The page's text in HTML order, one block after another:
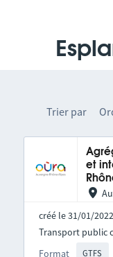
Trier par
et
créé le 31/01/2022
Format GTFS
Transport public